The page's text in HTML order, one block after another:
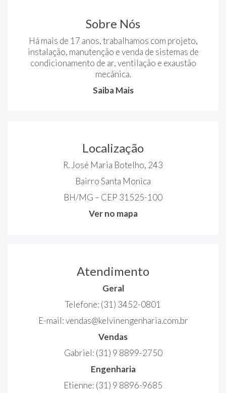
Sobre Nós
Há mais de 17 anos, trabalhamos com projeto,
instalação, manutenção e venda de sistemas de
condicionamento de ar, ventilação e exaustão
mecânica.
Saiba Mais
Localização
R. José Maria Botelho, 243
Bairro Santa Monica
BH/MG – CEP 31525-100
Ver no mapa
Atendimento
Geral
Telefone: (31) 3452-0801
E-mail:vendas@kelvinengenharia.com.br
Vendas
Gabriel: (31) 9 8899-2750
Engenharia
Etienne: (31) 9 8896-9685